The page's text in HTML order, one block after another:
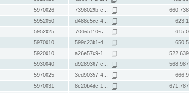
5970026 7398029b-c... 660.738
5952050 d488c5cc-4... 623.1
5952025 706e5110-c... 615.0
5970010 599c23b1-4... 650.5
5920010 a26e57c9-1... 522.639
5930040 d9289367-c... 568.987
5970025 3ed90357-4... 666.9
5970031 8c20b4dc-1... 671.787